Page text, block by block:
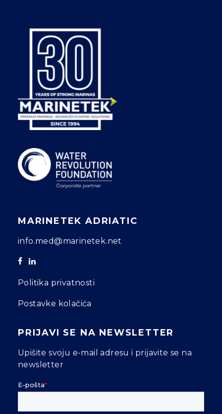
MARINETEK ADRIATIC
info.med@marinetek.net
Politika privatnosti
Postavke kolačića
PRIJAVI SE NA NEWSLETTER
Upišite svoju e-mail adresu i prijavite se na
newsletter